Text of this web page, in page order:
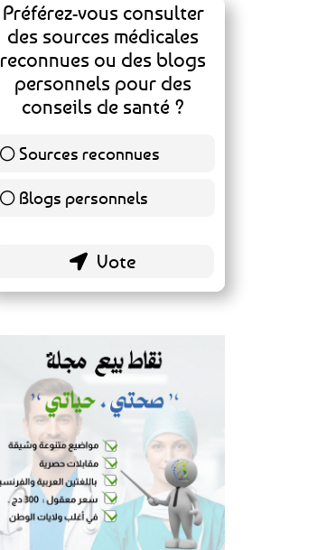
Préférez-vous consulter
des sources médicales
reconnues ou des blogs
personnels pour des
conseils de santé ?
Sources reconnues
139 ( 73.16 % )
Blogs personnels51 ( 26.84 % )